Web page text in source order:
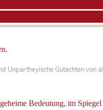
Unpartheyische Gutachten
Bedeutung, im